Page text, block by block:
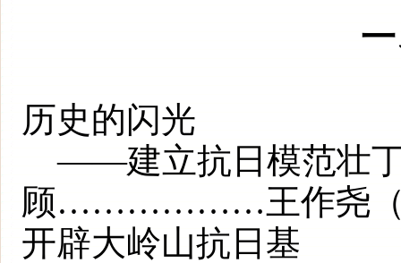
历史的闪光
——建立抗日模范壮丁
顾………………王作尧（
开辟大岭山抗日基